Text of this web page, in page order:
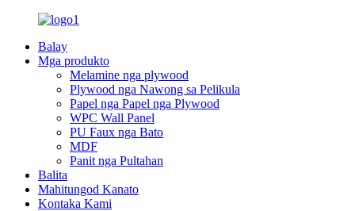
Balay
Mga produkto
Melamine nga plywood
Plywood nga Nawong sa Pelikula
Papel nga Papel nga Plywood
WPC Wall Panel
PU Faux nga Bato
MDF
Panit nga Pultahan
Balita
Mahitungod Kanato
Kontaka Kami